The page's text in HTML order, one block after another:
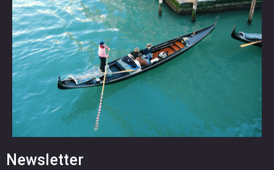
Newsletter